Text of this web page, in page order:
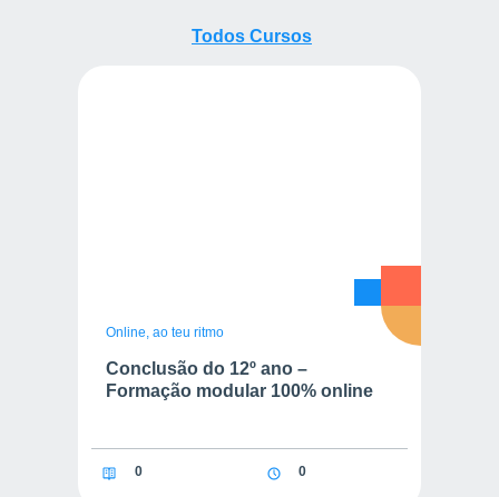
Todos Cursos
Online, ao teu ritmo
Conclusão do 12º ano –
Formação modular 100% online
0 0